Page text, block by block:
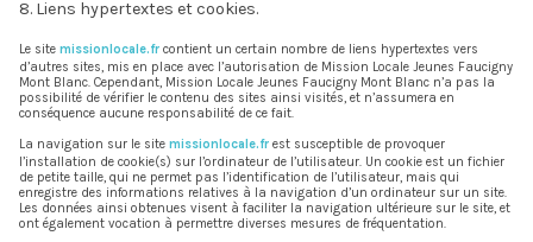
8. Liens hypertextes et cookies.
Le site missionlocale.fr contient un certain nombre de liens hypertextes vers
d’autres sites, mis en place avec l’autorisation de Mission Locale Jeunes Faucigny
Mont Blanc. Cependant, Mission Locale Jeunes Faucigny Mont Blanc n’a pas la
possibilité de vérifier le contenu des sites ainsi visités, et n’assumera en
conséquence aucune responsabilité de ce fait.
La navigation sur le site missionlocale.fr est susceptible de provoquer
l’installation de cookie(s) sur l’ordinateur de l’utilisateur. Un cookie est un fichier
de petite taille, qui ne permet pas l’identification de l’utilisateur, mais qui
enregistre des informations relatives à la navigation d’un ordinateur sur un site.
Les données ainsi obtenues visent à faciliter la navigation ultérieure sur le site, et
ont également vocation à permettre diverses mesures de fréquentation.